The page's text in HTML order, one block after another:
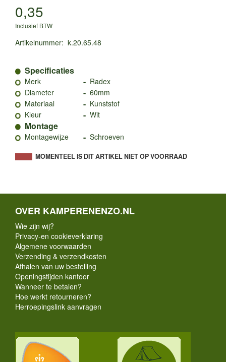
0,35
Inclusief BTW
Artikelnummer: k.20.65.48
Specificaties
Merk - Radex
Diameter
- 60mm
Materiaal
- Kunststof
Kleur
- Wit
Montage
Montagewijze - Schroeven
MOMENTEEL IS DIT ARTIKEL NIET OP VOORRAAD
OVER KAMPERENENZO.NL
Wie zijn wij?
Privacy-en cookieverklaring
Algemene voorwaarden
Verzending & verzendkosten
Afhalen van uw bestelling
Openingstijden kantoor
Wanneer te betalen?
Hoe werkt retourneren?
Herroepingslink aanvragen